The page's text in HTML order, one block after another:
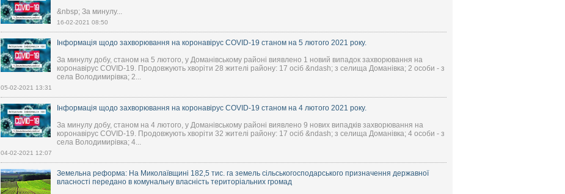
&nbsp; За минулу...
16-02-2021 08:50
Інформація щодо захворювання на коронавірус COVID-19 станом на 5 лютого 2021 року.
За минулу добу, станом на 5 лютого, у Доманівському районі виявлено 1 новий випадок захворювання на
коронавірус COVID-19. Продовжують хворіти 28 жителі району: 17 осіб &ndash; з селища Доманівка; 2 особи - з
села Володимирівка; 2...
05-02-2021 13:31
Інформація щодо захворювання на коронавірус COVID-19 станом на 4 лютого 2021 року.
За минулу добу, станом на 4 лютого, у Доманівському районі виявлено 9 нових випадків захворювання на
коронавірус COVID-19. Продовжують хворіти 32 жителі району: 17 осіб &ndash; з селища Доманівка; 4 особи - з
села Володимирівка; 4...
04-02-2021 12:07
Земельна реформа: На Миколаївщині 182,5 тис. га земель сільськогосподарського призначення державної
власності передано в комунальну власність територіальних громад